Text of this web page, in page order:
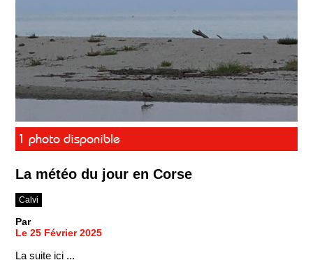
1 photo disponible
La météo du jour en Corse
Calvi
Par
Le 25 Février 2025
La suite ici ...